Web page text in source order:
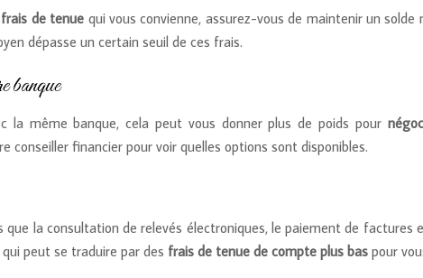
de tenue qui vous convienne, assurez-vous de maintenir un
dépasse un certain seuil de ces frais.
banque
la même banque, cela peut vous donner plus de poids pour
conseiller financier pour voir quelles options sont disponibles.
la consultation de relevés électroniques, le paiement de factures
peut se traduire par des frais de tenue de compte plus bas pour